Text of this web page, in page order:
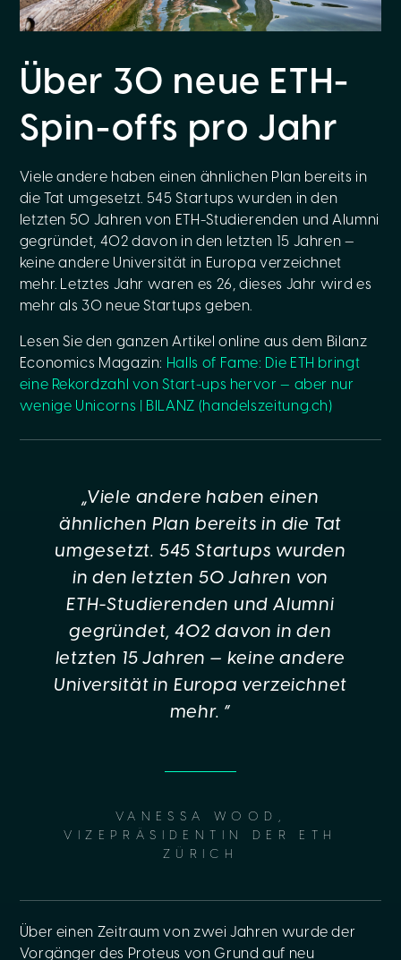
Über 30 neue ETH-
Spin-offs pro Jahr
Viele andere haben einen ähnlichen Plan bereits in
die Tat umgesetzt. 545 Startups wurden in den
letzten 50 Jahren von ETH-Studierenden und Alumni
gegründet, 402 davon in den letzten 15 Jahren —
keine andere Universität in Europa verzeichnet
mehr. Letztes Jahr waren es 26, dieses Jahr wird es
mehr als 30 neue Startups geben.
Lesen Sie den ganzen Artikel online aus dem Bilanz
Economics Magazin: Halls of Fame: Die ETH bringt
eine Rekordzahl von Start-ups hervor — aber nur
wenige Unicorns | BILANZ (handelszeitung.ch)
„Viele andere haben einen
ähnlichen Plan bereits in die Tat
umgesetzt. 545 Startups wurden
in den letzten 50 Jahren von
ETH-Studierenden und Alumni
gegründet, 402 davon in den
letzten 15 Jahren — keine andere
Universität in Europa verzeichnet
mehr. “
VANESSA WOOD,
VIZEPRÄSIDENTIN DER ETH
ZÜRICH
Über einen Zeitraum von zwei Jahren wurde der
Vorgänger des Proteus von Grund auf neu